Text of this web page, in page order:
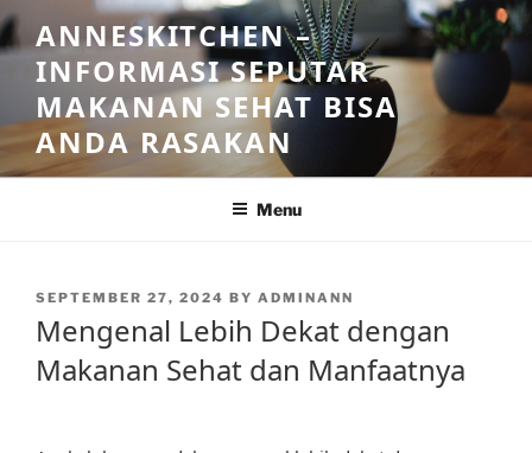
Skip
to
content
ANNESKITCHEN –
INFORMASI SEPUTAR
MAKANAN SEHAT BISA
ANDA RASAKAN
Menu
POSTED
SEPTEMBER 27, 2024 BY ADMINANN
Mengenal Lebih Dekat dengan
Makanan Sehat dan Manfaatnya